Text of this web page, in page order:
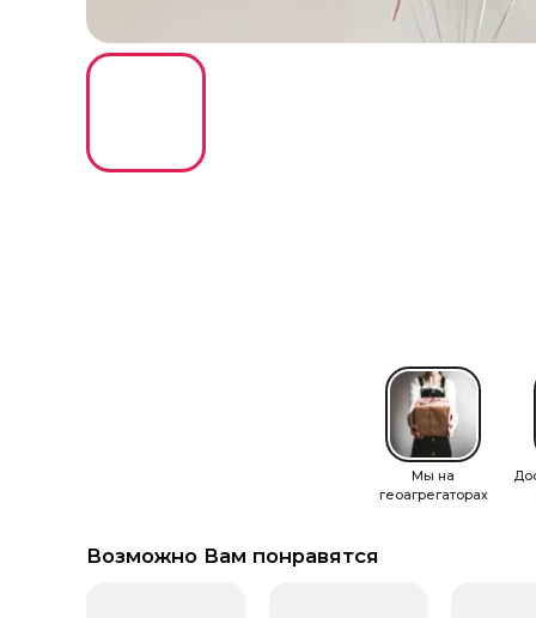
Мы на
геоагрегаторах
Возможно Вам понравятся